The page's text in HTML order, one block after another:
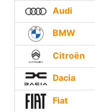
Audi
BMW
Citroën
Dacia
Fiat